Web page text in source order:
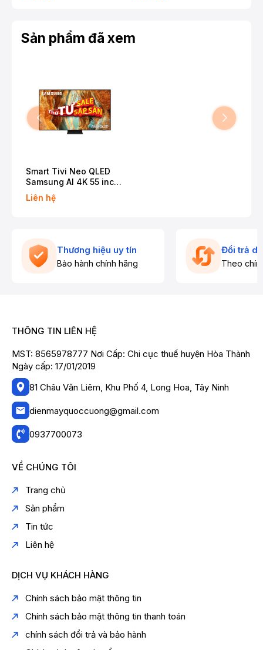
Sản phẩm đã xem
Smart Tivi Neo QLED
Samsung AI 4K 55 inch
QA55QN70F
Liên hệ
Thương hiệu uy tín
Bảo hành chính hãng
Đổi trả
Theo
THÔNG TIN LIÊN HỆ
MST: 8565978777 Nơi Cấp: Chi cục thuế huyện Hòa Thành
Ngày cấp: 17/01/2019
81 Châu Văn Liêm, Khu Phố 4, Long Hoa, Tây Ninh
dienmayquoccuong@gmail.com
0937700073
VỀ CHÚNG TÔI
Trang chủ
Sản phẩm
Tin tức
Liên hệ
DỊCH VỤ KHÁCH HÀNG
Chính sách bảo mật thông tin
Chính sách bảo mật thông tin thanh toán
chính sách đổi trả và bảo hành